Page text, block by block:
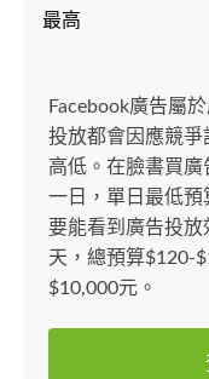
最高
Facebook廣告屬
投放都會因應競
高低。在臉書買
一日，單日最低
要能看到廣告投
天，總預算$120-
$10,000元。